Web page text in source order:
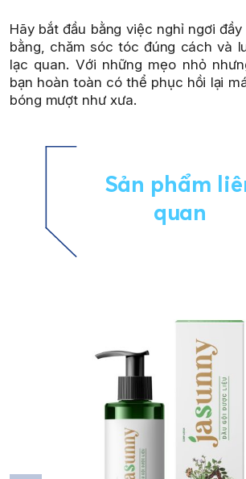
Hãy bắt đầu bằng việc nghỉ ngơi
bằng, chăm sóc tóc đúng cách và
lạc quan. Với những mẹo nhỏ
bạn hoàn toàn có thể phục hồi lại
bóng mượt như xưa.
Sản phẩm
quan